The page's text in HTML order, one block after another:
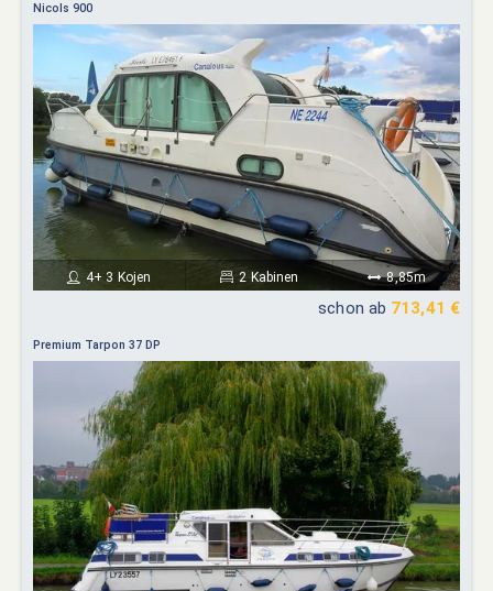
Nicols 900
4+ 3 Kojen 2 Kabinen 8,85m
schon ab 713,41 €
Premium Tarpon 37 DP